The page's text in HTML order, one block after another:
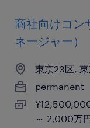
商社向けコン
ネージャー）
東京23区,
permanent
～ 2,000万